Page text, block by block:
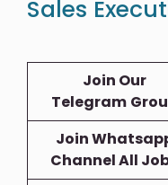
Sales
Join Our
Telegram
Join
Channel All